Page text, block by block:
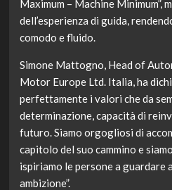
Maximum – Machine
dell’esperienza di guida,
comodo e fluido.
Simone Mattogno, Head of
Motor Europe Ltd. Italia, ha
perfettamente i valori che da
determinazione, capacità di
futuro. Siamo orgogliosi di
capitolo del suo cammino e
ispiriamo le persone a guardare
ambizione”.